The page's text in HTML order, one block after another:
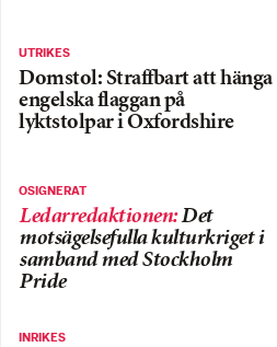
UTRIKES
Domstol: Straffbart att hänga
engelska flaggan på
lyktstolpar i Oxfordshire
OSIGNERAT
Ledarredaktionen:Det
motsägelsefulla kulturkriget i
samband med Stockholm
Pride
INRIKES